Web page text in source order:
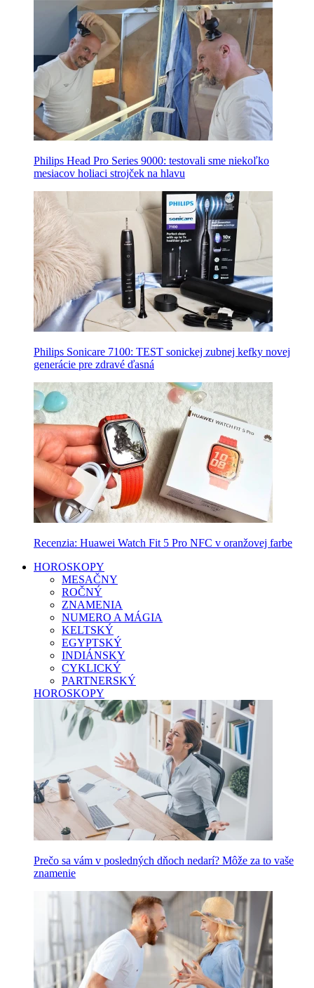
Philips Head Pro Series 9000: testovali sme niekoľko
mesiacov holiaci strojček na hlavu
Philips Sonicare 7100: TEST sonickej zubnej kefky novej
generácie pre zdravé ďasná
Recenzia: Huawei Watch Fit 5 Pro NFC v oranžovej farbe
HOROSKOPY
MESAČNY
ROČNÝ
ZNAMENIA
NUMERO A MÁGIA
KELTSKÝ
EGYPTSKÝ
INDIÁNSKY
CYKLICKÝ
PARTNERSKÝ
HOROSKOPY
Prečo sa vám v posledných dňoch nedarí? Môže za to vaše
znamenie